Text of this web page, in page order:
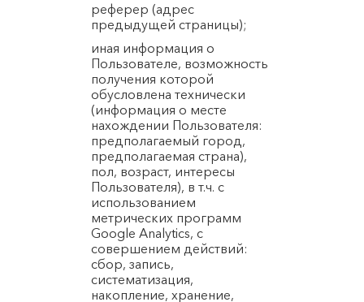
реферер (адрес
предыдущей страницы);
иная информация о
Пользователе, возможность
получения которой
обусловлена технически
(информация о месте
нахождении Пользователя:
предполагаемый город,
предполагаемая страна),
пол, возраст, интересы
Пользователя), в т.ч. с
использованием
метрических программ
Google Analytics, с
совершением действий:
сбор, запись,
систематизация,
накопление, хранение,